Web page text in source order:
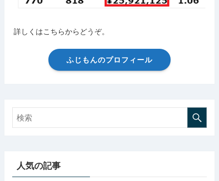
詳しくはこちらからどうぞ。
ふじもんのプロフィール
人気の記事